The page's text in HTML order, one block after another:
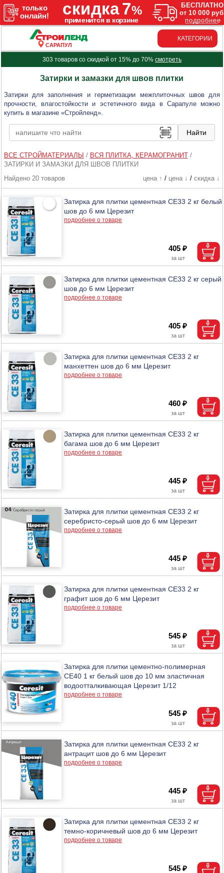
САРАПУЛ
КАТЕГОРИИ
303 товаров со скидкой от 15% до 70% смотреть
Затирки и замазки для швов плитки
Затирки для заполнения и герметизации межплиточных швов для
прочности, влагостойкости и эстетичного вида в Сарапуле можно
купить в магазине «Стройленд».
ВСЕ СТРОЙМАТЕРИАЛЫ / ВСЯ ПЛИТКА, КЕРАМОГРАНИТ/
ЗАТИРКИ И ЗАМАЗКИ ДЛЯ ШВОВ ПЛИТКИ
Найдено 20 товаров
цена ↑ / цена ↓ / скидка ↓
Затирка для плитки цементная CE33 2 кг белый
шов до 6 мм Церезит
подробнее о товаре
405 ₽
Затирка для плитки цементная CE33 2 кг серый
шов до 6 мм Церезит
подробнее о товаре
405 ₽
Затирка для плитки цементная CE33 2 кг
манхеттен шов до 6 мм Церезит
подробнее о товаре
460 ₽
Затирка для плитки цементная CE33 2 кг
багама шов до 6 мм Церезит
подробнее о товаре
445 ₽
Затирка для плитки цементная CE33 2 кг
серебристо-серый шов до 6 мм Церезит
подробнее о товаре
445 ₽
Затирка для плитки цементная CE33 2 кг
графит шов до 6 мм Церезит
подробнее о товаре
545 ₽
Затирка для плитки цементно-полимерная
CE40 1 кг белый шов до 10 мм эластичная
водоотталкивающая Церезит 1/12
подробнее о товаре
545 ₽
Затирка для плитки цементная CE33 2 кг
антрацит шов до 6 мм Церезит
подробнее о товаре
445 ₽
Затирка для плитки цементная CE33 2 кг
темно-коричневый шов до 6 мм Церезит
подробнее о товаре
545 ₽